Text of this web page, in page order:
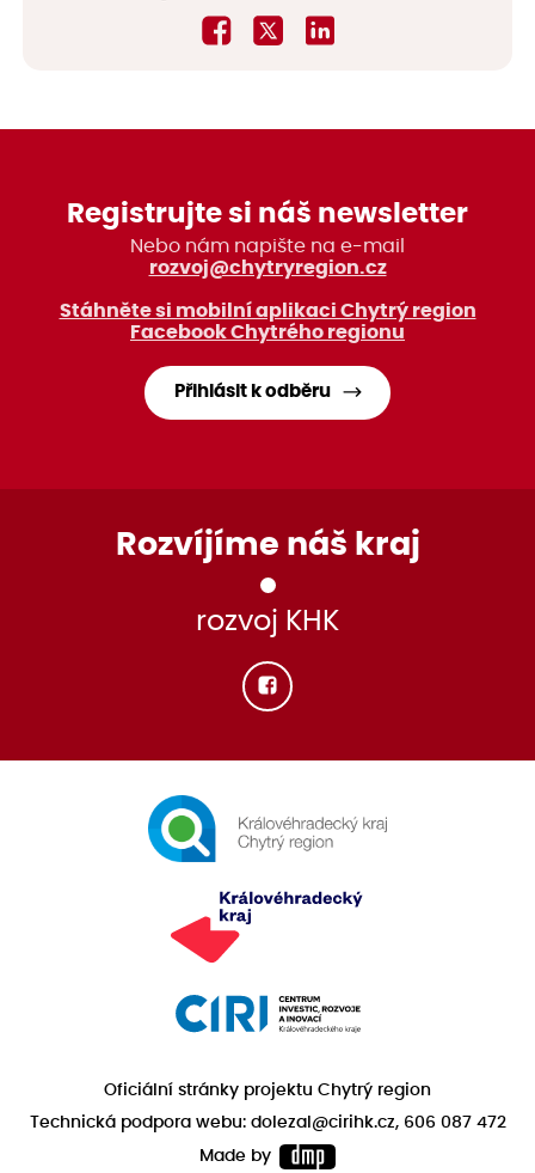
Registrujte si náš newsletter
Nebo nám napište na e-mail
rozvoj@chytryregion.cz
Stáhněte si mobilní aplikaci Chytrý region
Facebook Chytrého regionu
Přihlásit k odběru
Rozvíjíme náš kraj
rozvoj KHK
Oficiální stránky projektu Chytrý region
Technická podpora webu: dolezal@cirihk.cz, 606 087 472
Made by